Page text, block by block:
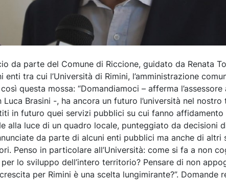
da parte del Comune di Riccione, guidato da Renata
tra cui l’Università di Rimini, l’amministrazione
questa mossa: “Domandiamoci – afferma l’assessore
Luca Brasini -, ha ancora un futuro l’università nel
in futuro quei servizi pubblici su cui fanno
alla luce di un quadro locale, punteggiato da decisioni
da parte di alcuni enti pubblici ma anche di altri
Penso in particolare all’Università: come si fa a non
lo sviluppo dell’intero territorio? Pensare di non
per Rimini è una scelta lungimirante?”. Domande